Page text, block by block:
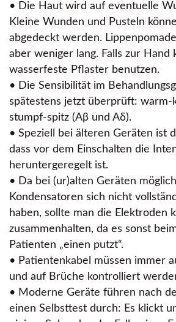
• Die Haut wird auf eventuelle
Kleine Wunden und Pusteln
abgedeckt werden.
aber weniger lang. Falls zur Hand
wasserfeste Pflaster benutzen.
• Die Sensibilität im
spätestens jetzt überprüft: warm-
stumpf-spitz (Aβ und Aδ).
• Speziell bei älteren Geräten ist
dass vor dem Einschalten die
heruntergeregelt ist.
• Da bei (ur)alten Geräten
Kondensatoren sich nicht
haben, sollte man die Elektroden
zusammenhalten, da es sonst
Patienten „einen putzt“.
• Patientenkabel müssen immer
und auf Brüche kontrolliert
• Moderne Geräte führen nach
einen Selbsttest durch: Es klickt